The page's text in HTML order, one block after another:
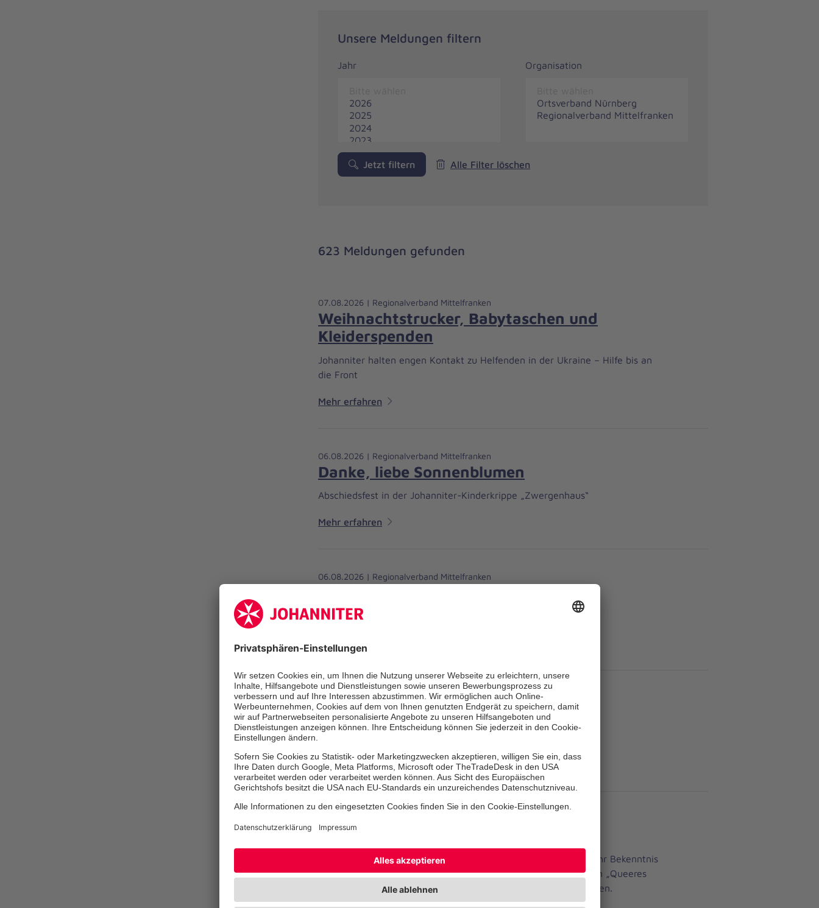
Unsere Meldungen filtern
Jahr Organisation
Jetzt filtern Alle Filter löschen
623 Meldungen gefunden
07.08.2026 | Regionalverband Mittelfranken
Weihnachtstrucker, Babytaschen und
Kleiderspenden
Johanniter halten engen Kontakt zu Helfenden in der Ukraine – Hilfe bis an
die Front
Mehr erfahren
06.08.2026 | Regionalverband Mittelfranken
Danke, liebe Sonnenblumen
Abschiedsfest in der Johanniter-Kinderkrippe „Zwergenhaus“
Mehr erfahren
06.08.2026 | Regionalverband Mittelfranken
Hilfsorganisation braucht Unterstützung
Mehr erfahren
04.08.2026 | Regionalverband Mittelfranken
Abenteuer im Grünen
Mehr erfahren
Nürnberg bekennt Farbe
Beim Empfang zur Nürnberg Pride 2026 bekräftigte die Stadt ihr Bekenntnis
zu Vielfalt, gedachte der Opfer in Berlin, stellte den Aktionsplan „Queeres
Nürnberg“ vor und dankte Organisierenden sowie Ehrenamtlichen.